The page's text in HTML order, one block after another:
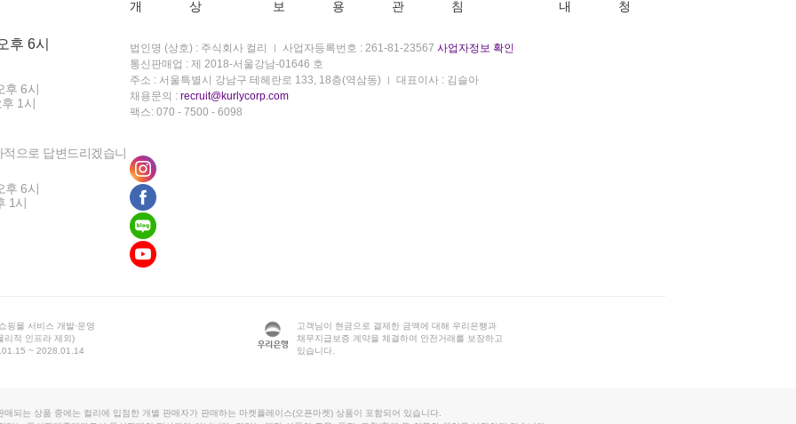
후 6시
후 6시
1시
으로 답변드리겠습니
후 6시
1시
개
상
보
용
관
침
내
청
법인명 (상호) : 주식회사 컬리 사업자등록번호 : 261-81-23567 사업자정보 확인
통신판매업 : 제 2018-서울강남-01646 호
주소 : 서울특별시 강남구 테헤란로 133, 18층(역삼동)
대표이사 : 김슬아
채용문의 : recruit@kurlycorp.com
팩스: 070 - 7500 - 6098
핑몰 서비스 개발·운영
리적 인프라 제외)
~ 2028.01.14
고객님이 현금으로 결제한 금액에 대해 우리은행과
채무지급보증 계약을 체결하여 안전거래를 보장하고
있습니다.
매되는 상품 중에는 컬리에 입점한 개별 판매자가 판매하는 마켓플레이스(오픈마켓) 상품이 포함되어 있습니다.